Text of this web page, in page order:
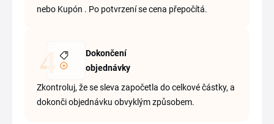
nebo Kupón . Po potvrzení se cena přepočítá.
Dokončení
objednávky
Zkontroluj, že se sleva započetla do celkové částky, a
dokonči objednávku obvyklým způsobem.